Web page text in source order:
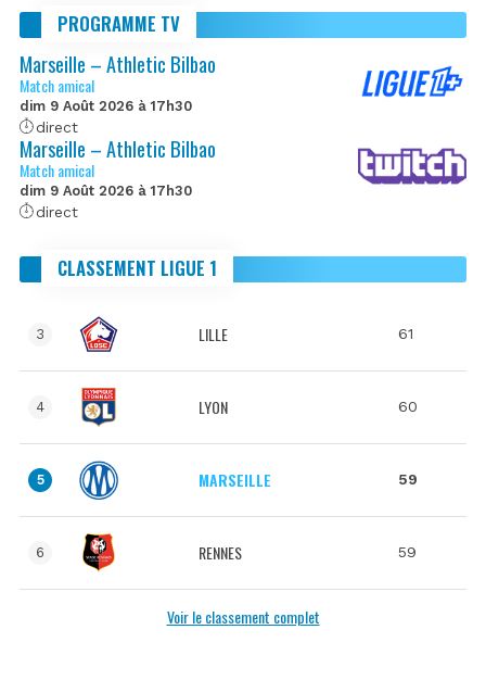
PROGRAMME TV
Marseille – Athletic Bilbao
Match amical
dim 9 Août 2026 à 17h30
direct
Marseille – Athletic Bilbao
Match amical
dim 9 Août 2026 à 17h30
direct
CLASSEMENT LIGUE 1
3 LILLE 61
4 LYON 60
5 MARSEILLE 59
6 RENNES 59
Voir le classement complet